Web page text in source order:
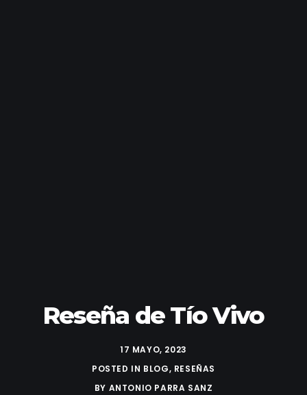
Reseña de Tío Vivo
17 MAYO, 2023
POSTED IN BLOG, RESEÑAS
BY ANTONIO PARRA SANZ